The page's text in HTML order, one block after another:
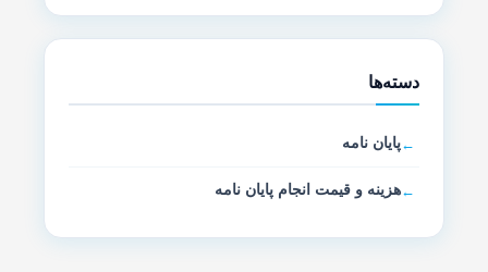
دسته‌ها
پایان نامه
هزینه و قیمت انجام پایان نامه